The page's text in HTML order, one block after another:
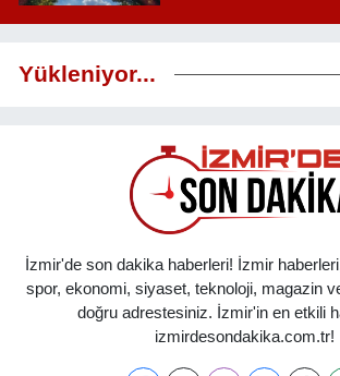
Yükleniyor...
İzmir'de son dakika haberleri! İzmir
spor, ekonomi, siyaset, teknoloji, magazin
doğru adrestesiniz. İzmir'in en etkili
izmirdesondakika.com.tr!